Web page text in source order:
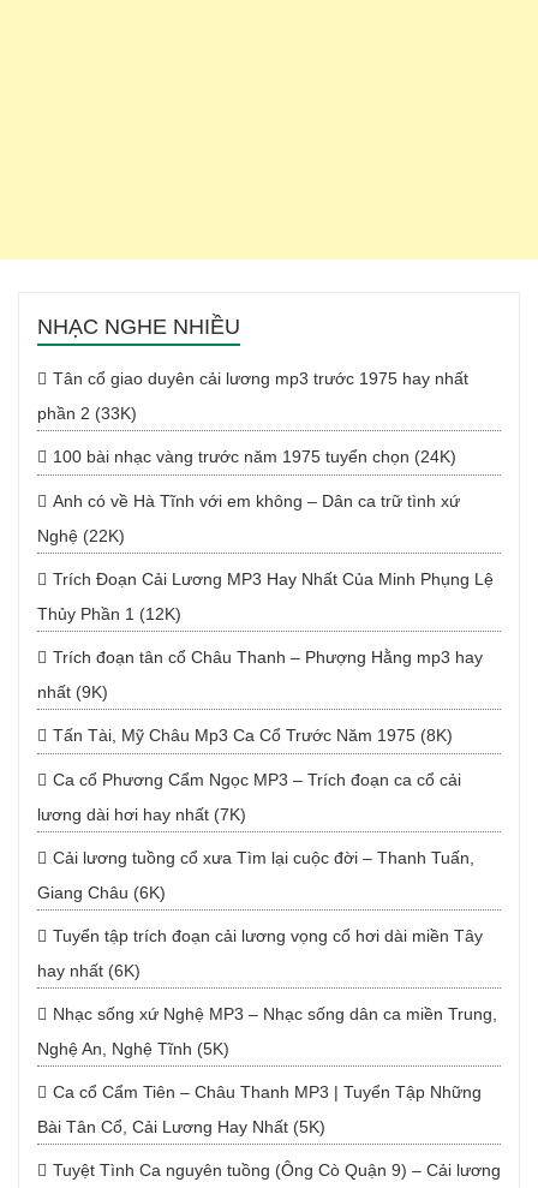
NHẠC NGHE NHIỀU
Tân cổ giao duyên cải lương mp3 trước 1975 hay nhất
phần 2 (33K)
100 bài nhạc vàng trước năm 1975 tuyển chọn (24K)
Anh có về Hà Tĩnh với em không – Dân ca trữ tình xứ
Nghệ (22K)
Trích Đoạn Cải Lương MP3 Hay Nhất Của Minh Phụng Lệ
Thủy Phần 1 (12K)
Trích đoạn tân cổ Châu Thanh – Phượng Hằng mp3 hay
nhất (9K)
Tấn Tài, Mỹ Châu Mp3 Ca Cổ Trước Năm 1975 (8K)
Ca cổ Phương Cẩm Ngọc MP3 – Trích đoạn ca cổ cải
lương dài hơi hay nhất (7K)
Cải lương tuồng cổ xưa Tìm lại cuộc đời – Thanh Tuấn,
Giang Châu (6K)
Tuyển tập trích đoạn cải lương vọng cổ hơi dài miền Tây
hay nhất (6K)
Nhạc sống xứ Nghệ MP3 – Nhạc sống dân ca miền Trung,
Nghệ An, Nghệ Tĩnh (5K)
Ca cổ Cẩm Tiên – Châu Thanh MP3 | Tuyển Tập Những
Bài Tân Cổ, Cải Lương Hay Nhất (5K)
Tuyệt Tình Ca nguyên tuồng (Ông Cò Quận 9) – Cải lương